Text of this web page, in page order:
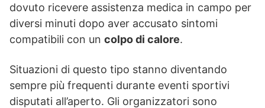
dovuto ricevere assistenza medica in campo per
diversi minuti dopo aver accusato sintomi
compatibili con un colpo di calore.
Situazioni di questo tipo stanno diventando
sempre più frequenti durante eventi sportivi
disputati all’aperto. Gli organizzatori sono